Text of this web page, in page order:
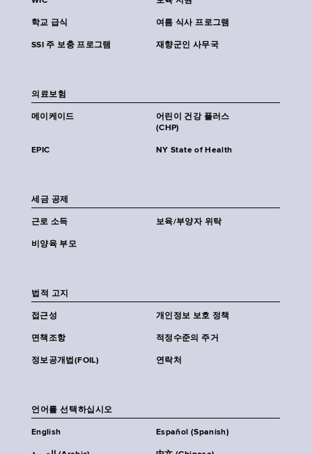
학교 급식 여름 식사 프로그램
SSI 주 보충 프로그램 재향군인 사무국
의료보험
메이케이드
어린이 건강 플러스
(CHP)
EPIC NY State of Health
세금 공제
근로 소득 보육/부양자 위탁
비양육 부모
법적 고지
접근성 개인정보 보호 정책
면책조항 적정수준의 주거
정보공개법(FOIL) 연락처
언어를 선택하십시오
English Español (Spanish)